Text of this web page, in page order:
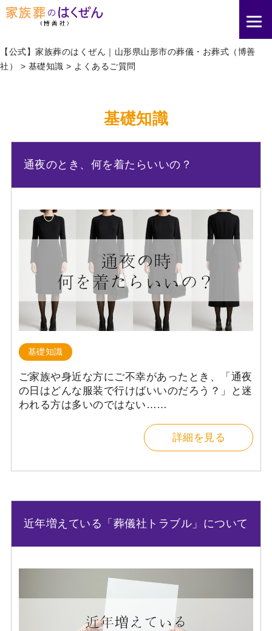
【公式】家族葬のはくぜん｜山形県山形市の葬儀・お葬式（博善
社）
> 基礎知識 > よくあるご質問
基礎知識
通夜のとき、何を着たらいいの？
基礎知識
ご家族や身近な方にご不幸があったとき、「通夜
の日はどんな服装で行けばいいのだろう？」と迷
われる方は多いのではない……
詳細を見る
近年増えている「葬儀社トラブル」について